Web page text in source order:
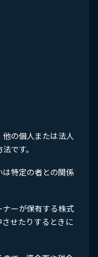
の個人または法人
です。
特定の者との関係
ーが保有する株式
せたりするときに